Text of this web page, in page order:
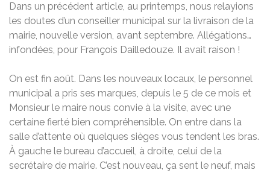
Dans un précédent article, au printemps, nous relayions
les doutes d’un conseiller municipal sur la livraison de la
mairie, nouvelle version, avant septembre. Allégations…
infondées, pour François Dailledouze. Il avait raison !
On est fin août. Dans les nouveaux locaux, le personnel
municipal a pris ses marques, depuis le 5 de ce mois et
Monsieur le maire nous convie à la visite, avec une
certaine fierté bien compréhensible. On entre dans la
salle d’attente où quelques sièges vous tendent les bras.
À gauche le bureau d’accueil, à droite, celui de la
secrétaire de mairie. C’est nouveau, ça sent le neuf, mais